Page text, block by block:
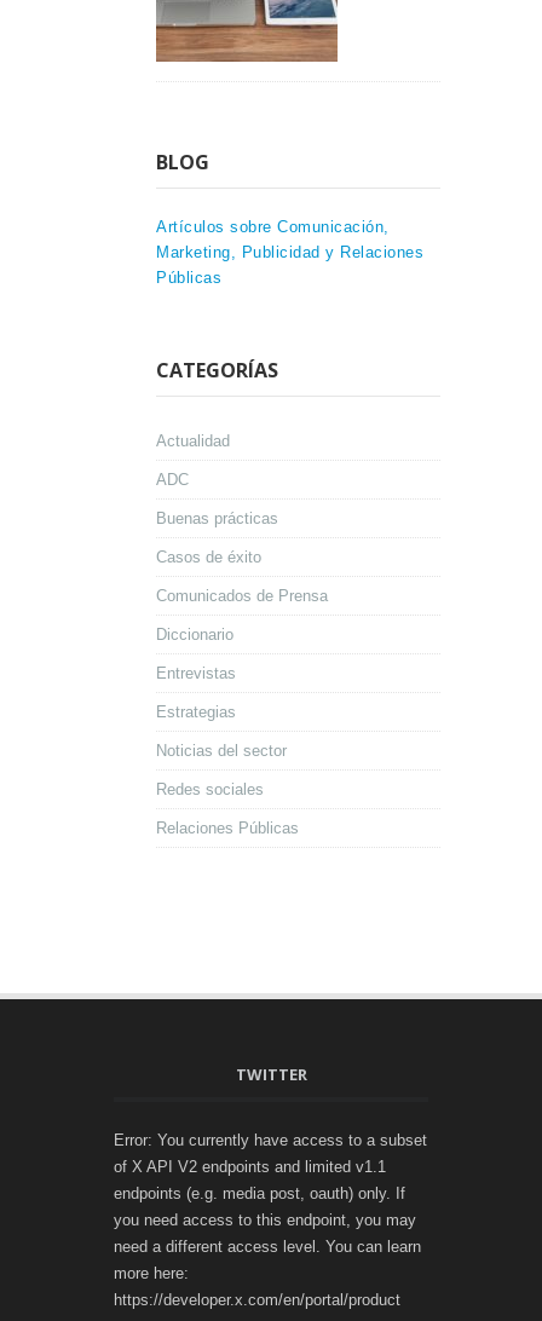
BLOG
Artículos sobre Comunicación,
Marketing, Publicidad y Relaciones
Públicas
CATEGORÍAS
Actualidad
ADC
Buenas prácticas
Casos de éxito
Comunicados de Prensa
Diccionario
Entrevistas
Estrategias
Noticias del sector
Redes sociales
Relaciones Públicas
TWITTER
Error: You currently have access to a subset
of X API V2 endpoints and limited v1.1
endpoints (e.g. media post, oauth) only. If
you need access to this endpoint, you may
need a different access level. You can learn
more here:
https://developer.x.com/en/portal/product